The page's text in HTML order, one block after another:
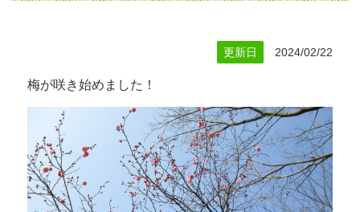
更新日 2024/02/22
梅が咲き始めました！